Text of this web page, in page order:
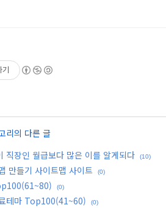
리의 다른 글
직장인 월급보다 많은 이를 알게되다
(10)
만들기 사이트맵 사이트 (0)
(0)
테마 Top100(41~60) (0)